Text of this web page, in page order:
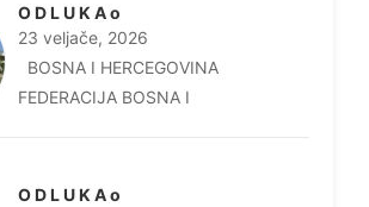
O D L U K A o
23 veljače, 2026
BOSNA I HERCEGOVINA
FEDERACIJA BOSNA I
O D L U K A o